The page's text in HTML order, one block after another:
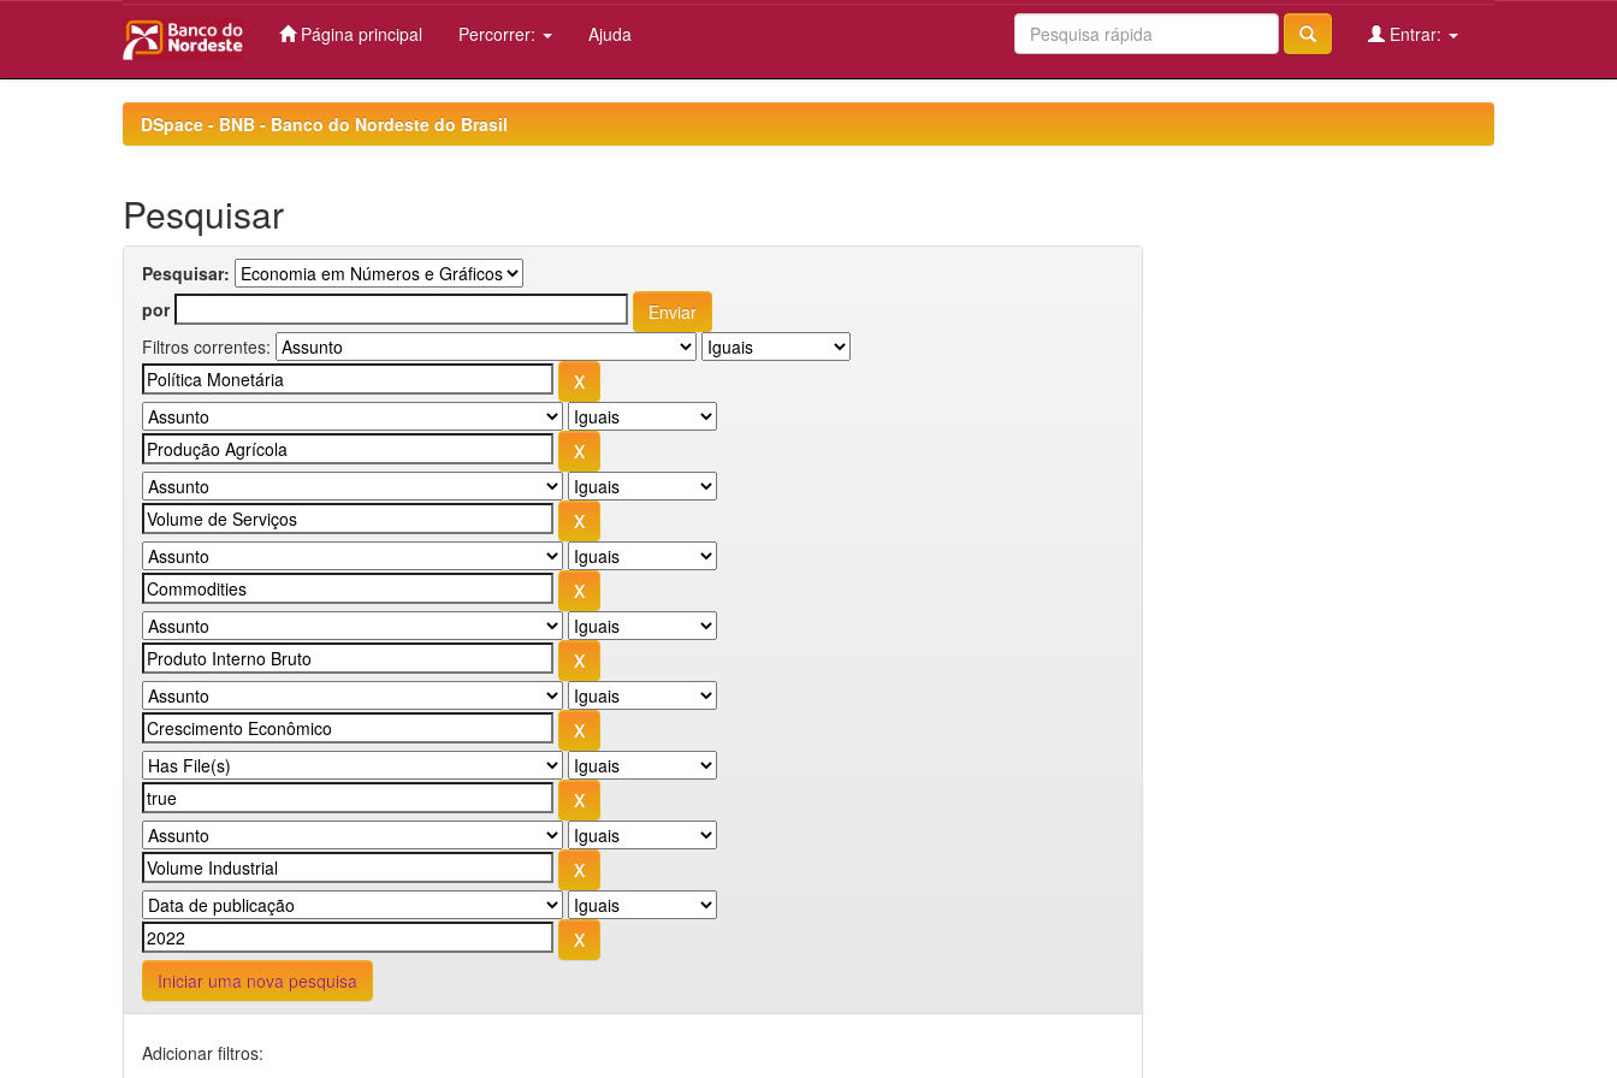
Página principal Percorrer: Ajuda Entrar:
DSpace - BNB - Banco do Nordeste do Brasil
Pesquisar
Pesquisar:
por
Filtros correntes:
Iniciar uma nova pesquisa
Adicionar filtros: